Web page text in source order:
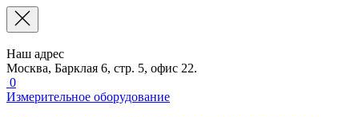
Наш адрес
Москва, Барклая 6, стр. 5, офис 22.
0
Измерительное оборудование